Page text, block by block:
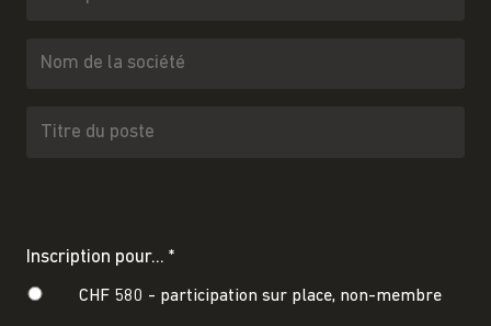
Inscription pour... *
CHF 580 - participation sur place, non-membre